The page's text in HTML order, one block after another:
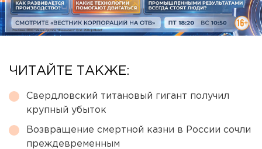
ЧИТАЙТЕ ТАКЖЕ:
Свердловский титановый гигант получил
крупный убыток
Возвращение смертной казни в России сочли
преждевременным